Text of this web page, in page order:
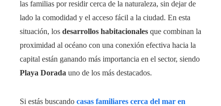
las familias por residir cerca de la naturaleza, sin dejar de
lado la comodidad y el acceso fácil a la ciudad. En esta
situación, los desarrollos habitacionales que combinan la
proximidad al océano con una conexión efectiva hacia la
capital están ganando más importancia en el sector, siendo
Playa Dorada uno de los más destacados.
Si estás buscando casas familiares cerca del mar en